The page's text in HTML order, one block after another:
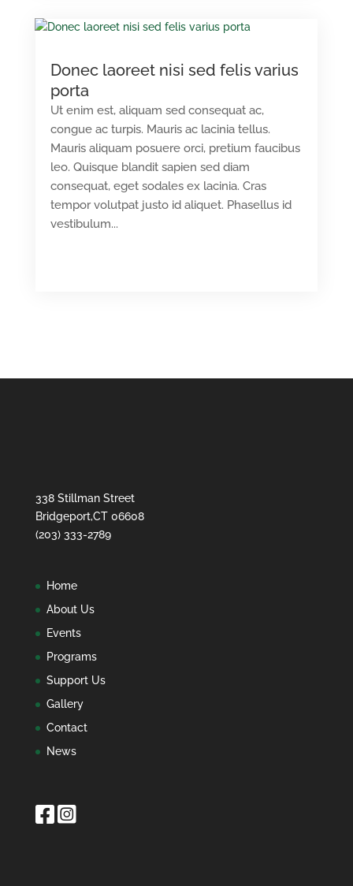
Donec laoreet nisi sed felis varius
porta
Ut enim est, aliquam sed consequat ac,
congue ac turpis. Mauris ac lacinia tellus.
Mauris aliquam posuere orci, pretium faucibus
leo. Quisque blandit sapien sed diam
consequat, eget sodales ex lacinia. Cras
tempor volutpat justo id aliquet. Phasellus id
vestibulum...
338 Stillman Street
Bridgeport,CT 06608
(203) 333-2789
Home
About Us
Events
Programs
Support Us
Gallery
Contact
News